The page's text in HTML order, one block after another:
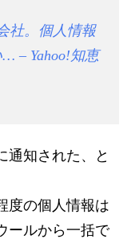
社。個人情報
– Yahoo!知恵
通知された、と
度の個人情報は
ールから一括で